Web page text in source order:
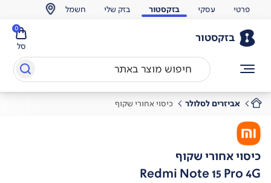
פרטי עסקי בזקסטור בזק שלי חשמל
בזקסטור
סל
0
אביזרים לסלולר כיסוי אחורי שקוף
כיסוי אחורי שקוף
Redmi Note 15 Pro 4G